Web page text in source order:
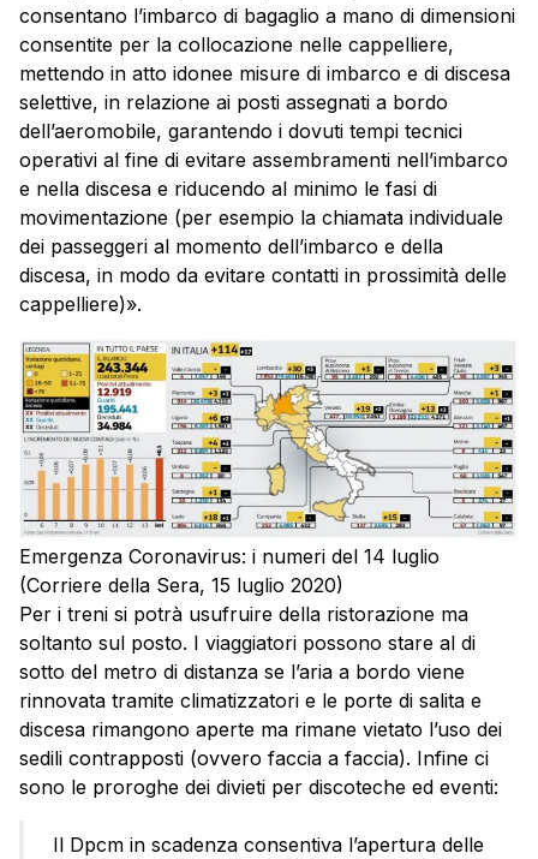
consentano l’imbarco di bagaglio a mano di dimensioni
consentite per la collocazione nelle cappelliere,
mettendo in atto idonee misure di imbarco e di discesa
selettive, in relazione ai posti assegnati a bordo
dell’aeromobile, garantendo i dovuti tempi tecnici
operativi al fine di evitare assembramenti nell’imbarco
e nella discesa e riducendo al minimo le fasi di
movimentazione (per esempio la chiamata individuale
dei passeggeri al momento dell’imbarco e della
discesa, in modo da evitare contatti in prossimità delle
cappelliere)».
Emergenza Coronavirus: i numeri del 14 luglio
(Corriere della Sera, 15 luglio 2020)
Per i treni si potrà usufruire della ristorazione ma
soltanto sul posto. I viaggiatori possono stare al di
sotto del metro di distanza se l’aria a bordo viene
rinnovata tramite climatizzatori e le porte di salita e
discesa rimangono aperte ma rimane vietato l’uso dei
sedili contrapposti (ovvero faccia a faccia). Infine ci
sono le proroghe dei divieti per discoteche ed eventi:
Il Dpcm in scadenza consentiva l’apertura delle